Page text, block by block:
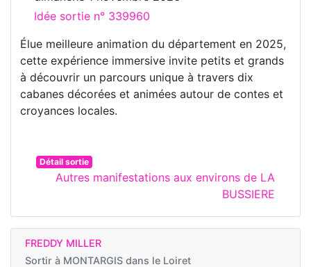
Idée sortie n° 339960
Élue meilleure animation du département en 2025,
cette expérience immersive invite petits et grands
à découvrir un parcours unique à travers dix
cabanes décorées et animées autour de contes et
croyances locales.
Détail sortie
Autres manifestations aux environs de LA
BUSSIERE
FREDDY MILLER
Sortir à MONTARGIS dans le Loiret